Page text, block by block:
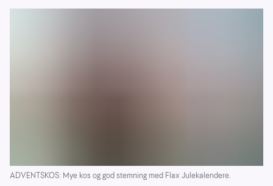
ADVENTSKOS: Mye kos og god stemning med Flax Julekalendere.